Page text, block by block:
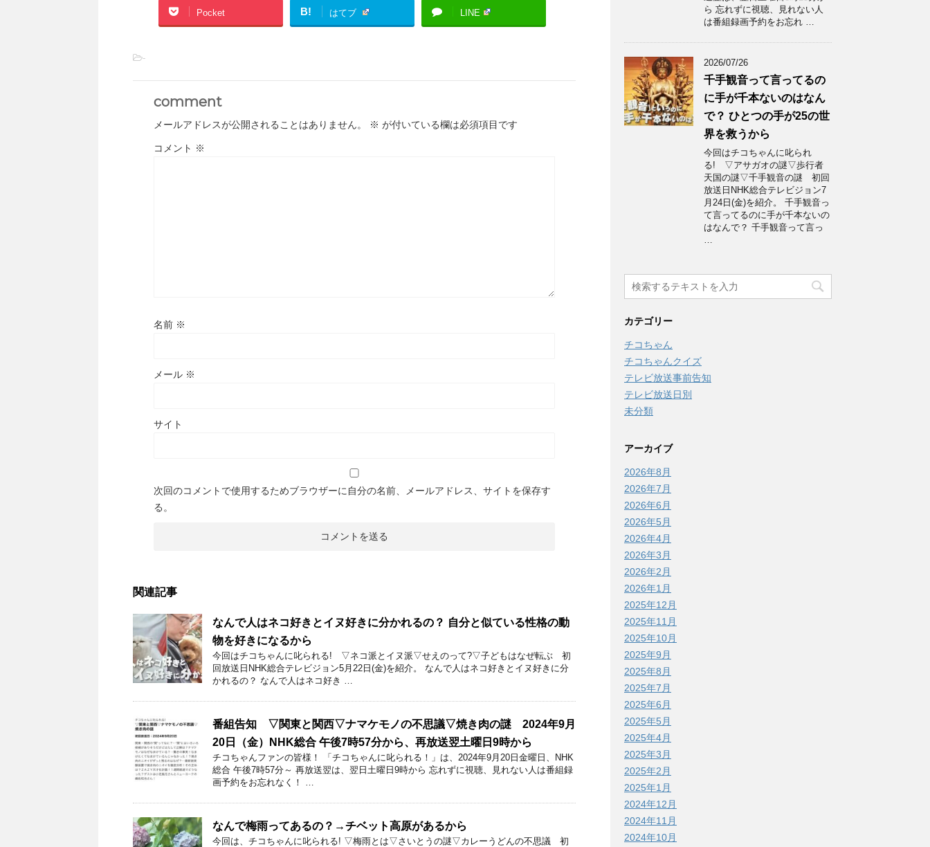
Pocket B! はてブ LINE
-
comment
メールアドレスが公開されることはありません。 ※ が付いている欄は必須項目です
コメント ※
名前 ※
メール ※
サイト
次回のコメントで使用するためブラウザーに自分の名前、メールアドレス、サイトを保存す
る。
関連記事
なんで人はネコ好きとイヌ好きに分かれるの？ 自分と似ている性格の動
物を好きになるから
今回はチコちゃんに叱られる! ▽ネコ派とイヌ派▽せえのって?▽子どもはなぜ転ぶ 初
回放送日NHK総合テレビジョン5月22日(金)を紹介。 なんで人はネコ好きとイヌ好きに分
かれるの？ なんで人はネコ好き …
番組告知 ▽関東と関西▽ナマケモノの不思議▽焼き肉の謎 2024年9月
20日（金）NHK総合 午後7時57分から、再放送翌土曜日9時から
チコちゃんファンの皆様！ 「チコちゃんに叱られる！」​は、2024年9月20日金曜日、NHK
総合 午後7時57分～ 再放送翌は、翌日土曜日9時から 忘れずに視聴、見れない人は番組録
画予約をお忘れなく！ …
なんで梅雨ってあるの？→チベット高原があるから
今回は、チコちゃんに叱られる! ▽梅雨とは▽さいとうの謎▽カレーうどんの不思議 初
ら 忘れずに視聴、見れない人
は番組録画予約をお忘れ …
2026/07/26
千手観音って言ってるの
に手が千本ないのはなん
で？ ひとつの手が25の世
界を救うから
今回はチコちゃんに叱られ
る! ▽アサガオの謎▽歩行者
天国の謎▽千手観音の謎 初回
放送日NHK総合テレビジョン7
月24日(金)を紹介。 千手観音っ
て言ってるのに手が千本ないの
はなんで？ 千手観音って言っ
…
カテゴリー
チコちゃん
チコちゃんクイズ
テレビ放送事前告知
テレビ放送日別
未分類
アーカイブ
2026年8月
2026年7月
2026年6月
2026年5月
2026年4月
2026年3月
2026年2月
2026年1月
2025年12月
2025年11月
2025年10月
2025年9月
2025年8月
2025年7月
2025年6月
2025年5月
2025年4月
2025年3月
2025年2月
2025年1月
2024年12月
2024年11月
2024年10月